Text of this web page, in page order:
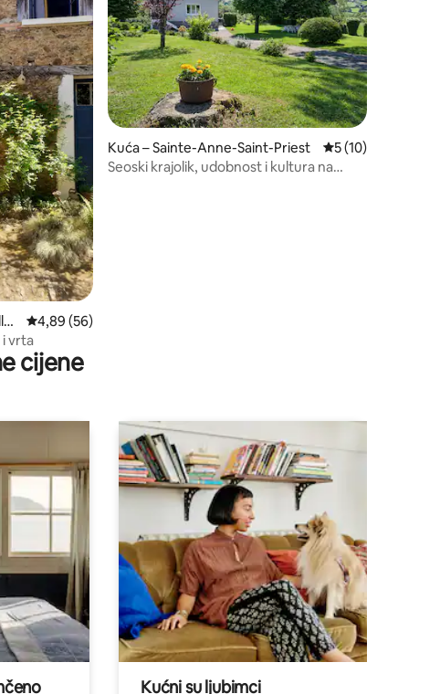
Prosječna ocjena: 4,89/5, recenzija: 56
4,89 (56)
i vrta
Kuća – Sainte-Anne-Saint-Priest Prosječna ocjena:
5 (10)
Seoski krajolik, udobnost i kultura na
cijene
Kućni su ljubimci